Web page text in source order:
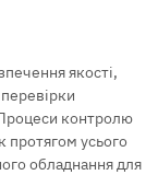
якості,
контролю
протягом усього
обладнання для